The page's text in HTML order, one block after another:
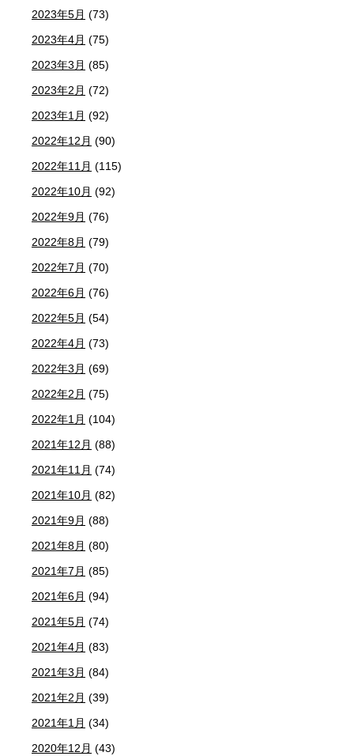
2023年5月 (73)
2023年4月 (75)
2023年3月 (85)
2023年2月 (72)
2023年1月 (92)
2022年12月 (90)
2022年11月 (115)
2022年10月 (92)
2022年9月 (76)
2022年8月 (79)
2022年7月 (70)
2022年6月 (76)
2022年5月 (54)
2022年4月 (73)
2022年3月 (69)
2022年2月 (75)
2022年1月 (104)
2021年12月 (88)
2021年11月 (74)
2021年10月 (82)
2021年9月 (88)
2021年8月 (80)
2021年7月 (85)
2021年6月 (94)
2021年5月 (74)
2021年4月 (83)
2021年3月 (84)
2021年2月 (39)
2021年1月 (34)
2020年12月 (43)